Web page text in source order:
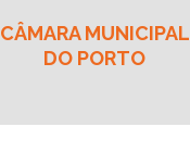
CÂMARA MUNICIPAL
DO PORTO